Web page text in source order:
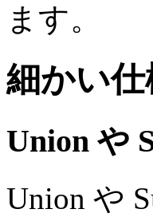
ます。
細かい
Union や
Union や